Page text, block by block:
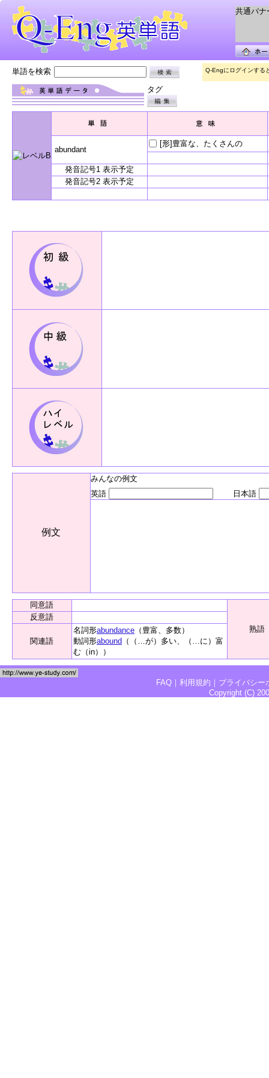
共通バナ
単語を検索 Q-Engにログインする
タグ
abundant
[形]豊富な、たくさんの
発音記号1 表示予定
発音記号2 表示予定
例文
みんなの例文
英語
日本語
同意語
熟語
反意語
関連語
名詞形abundance （豊富、多数）
動詞形abound （（…が）多い、（…に）富
む（in））
FAQ ｜ 利用規約 ｜ プライバシー
Copyright (C)